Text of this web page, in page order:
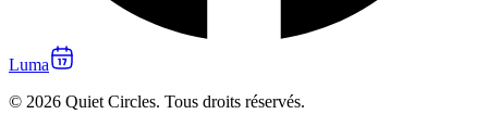
Luma
© 2026 Quiet Circles. Tous droits réservés.